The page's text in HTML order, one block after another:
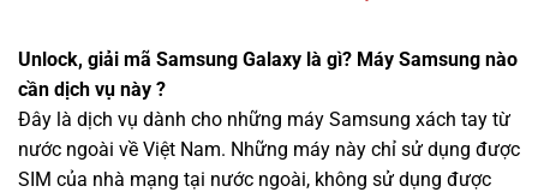
Unlock, giải mã Samsung Galaxy là gì? Máy Samsung nào
cần dịch vụ này ?
Đây là dịch vụ dành cho những máy Samsung xách tay từ
nước ngoài về Việt Nam. Những máy này chỉ sử dụng được
SIM của nhà mạng tại nước ngoài, không sử dụng được